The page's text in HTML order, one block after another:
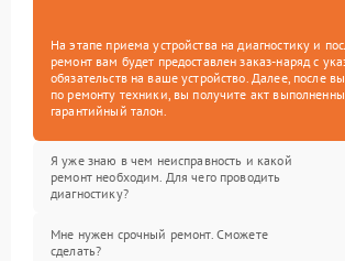
На этапе приема устройства на диагностику и
ремонт вам будет предоставлен заказ-наряд с
обязательств на ваше устройство. Далее, после
по ремонту техники, вы получите акт
гарантийный талон.
Я уже знаю в чем неисправность и какой
ремонт необходим. Для чего проводить
диагностику?
Мне нужен срочный ремонт. Сможете
сделать?